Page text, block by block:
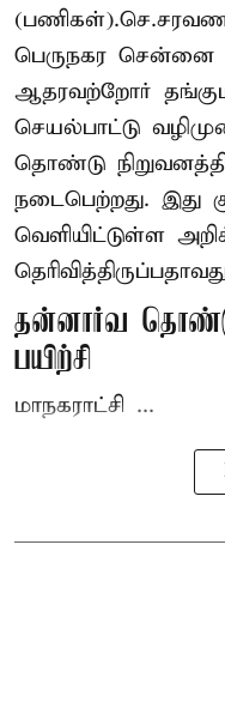
பெருநகர சென்னை
ஆதரவற்றோர்
செயல்பாட்டு
தொண்டு
நடைபெற்றது. இது
வெளியிட்டுள்ள
தன்னார்வ தொண்டு
பயிற்சி
மாநகராட்சி ...